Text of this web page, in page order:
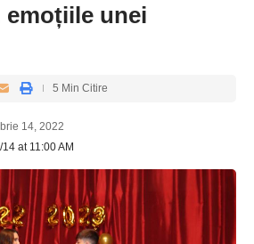
emoțiile unei
14, 2022
at 11:00 AM
5 Min Citire